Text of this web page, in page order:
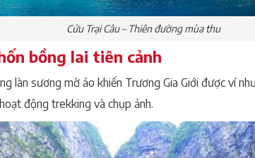
Cửu Trại Câu – Thiên đường mùa thu
bồng lai tiên cảnh
làn sương mờ ảo khiến Trương Gia Giới được ví
động trekking và chụp ảnh.